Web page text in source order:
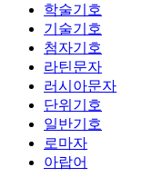
학술기호
기술기호
첨자기호
라틴문자
러시아문자
단위기호
일반기호
로마자
아랍어